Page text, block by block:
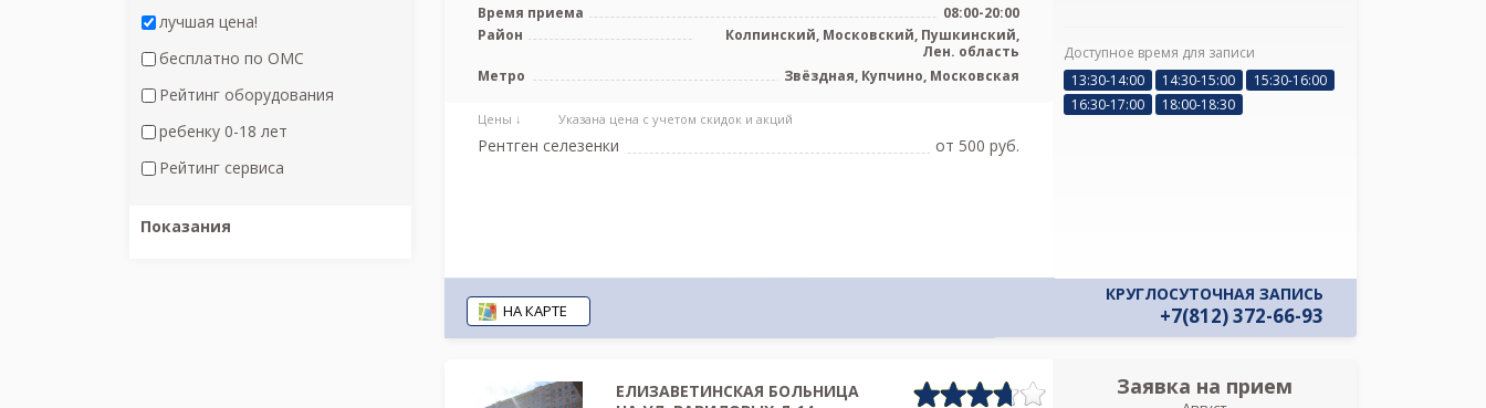
лучшая цена!
бесплатно по ОМС
Рейтинг оборудования
ребенку 0-18 лет
Рейтинг сервиса
Показания
Время приема
08:00-20:00
Район
Колпинский, Московский, Пушкинский,
Лен. область
Метро
Звёздная, Купчино, Московская
Цены ↓ Указана цена с учетом скидок и акций
Рентген селезенки от 500 pуб.
Доступное время для записи
13:30-14:00
14:30-15:00
15:30-16:00
16:30-17:00
18:00-18:30
НА КАРТЕ
КРУГЛОСУТОЧНАЯ ЗАПИСЬ
+7(812) 372-66-93
ЕЛИЗАВЕТИНСКАЯ БОЛЬНИЦА
Заявка на прием